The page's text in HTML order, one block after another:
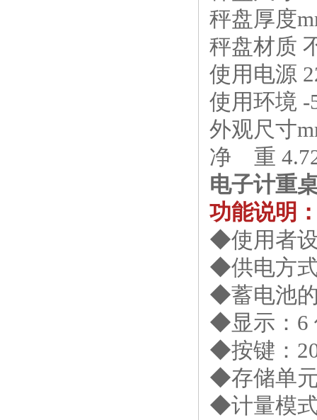
秤盘厚度
秤盘材质
使用电源
使用环境
外观尺寸
净 重
电子计重
功能说明
◆使用者
◆供电方式
◆蓄电池
◆显示：6
◆按键：
◆存储单
◆计量模